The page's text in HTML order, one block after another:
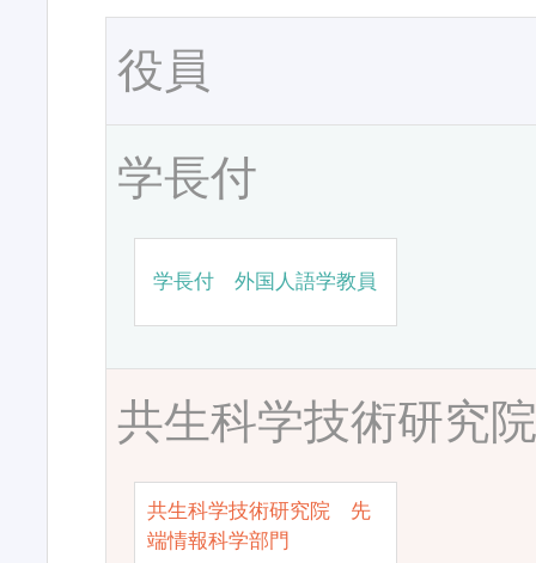
役員
学長付
学長付 外国人語学教員
共生科学技術研究
共生科学技術研究院 先
端情報科学部門